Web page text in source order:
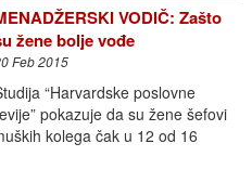
VODIČ: Zašto
žene bolje vođe
Feb 2015
“Harvardske poslovne
pokazuje da su žene šefovi
kolega čak u 12 od 16